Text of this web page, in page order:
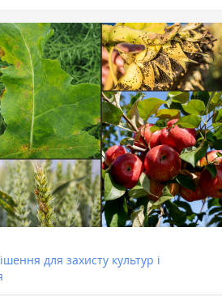
для захисту культур і